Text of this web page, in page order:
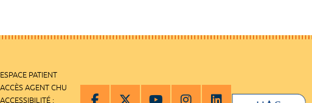
ESPACE PATIENT
ACCÈS AGENT CHU
ACCESSIBILITÉ :